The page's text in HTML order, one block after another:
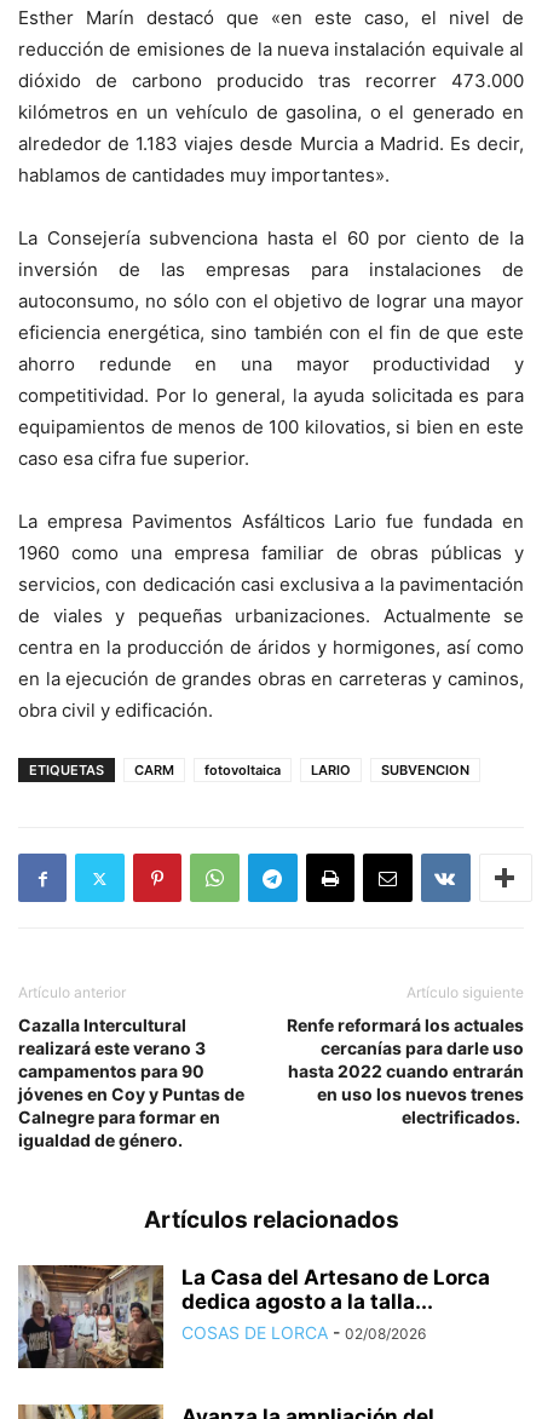
Esther Marín destacó que «en este caso, el nivel de
reducción de emisiones de la nueva instalación equivale al
dióxido de carbono producido tras recorrer 473.000
kilómetros en un vehículo de gasolina, o el generado en
alrededor de 1.183 viajes desde Murcia a Madrid. Es decir,
hablamos de cantidades muy importantes».
La Consejería subvenciona hasta el 60 por ciento de la
inversión de las empresas para instalaciones de
autoconsumo, no sólo con el objetivo de lograr una mayor
eficiencia energética, sino también con el fin de que este
ahorro redunde en una mayor productividad y
competitividad. Por lo general, la ayuda solicitada es para
equipamientos de menos de 100 kilovatios, si bien en este
caso esa cifra fue superior.
La empresa Pavimentos Asfálticos Lario fue fundada en
1960 como una empresa familiar de obras públicas y
servicios, con dedicación casi exclusiva a la pavimentación
de viales y pequeñas urbanizaciones. Actualmente se
centra en la producción de áridos y hormigones, así como
en la ejecución de grandes obras en carreteras y caminos,
obra civil y edificación.
ETIQUETAS CARM fotovoltaica LARIO SUBVENCION
Artículo anterior
Cazalla Intercultural
realizará este verano 3
campamentos para 90
jóvenes en Coy y Puntas de
Calnegre para formar en
igualdad de género.
Artículo siguiente
Renfe reformará los actuales
cercanías para darle uso
hasta 2022 cuando entrarán
en uso los nuevos trenes
electrificados.
Artículos relacionados
La Casa del Artesano de Lorca
dedica agosto a la talla...
COSAS DE LORCA - 02/08/2026